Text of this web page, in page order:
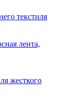
текстиля
лента,
жесткого